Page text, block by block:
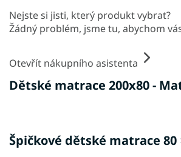
Dětské matrace 200x80 -
Nejste si jisti, který produkt vybrat?
Žádný problém, jsme tu, abychom
Otevřít nákupního asistenta
Špičkové dětské matrace 80